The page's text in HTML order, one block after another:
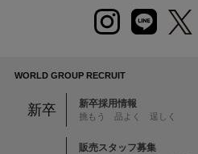
WORLD GROUP RECRUIT
新卒 新卒採用情報
挑もう 品よく 逞しく
販売スタッフ募集